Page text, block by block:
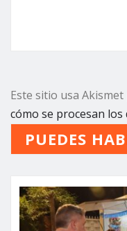
Este sitio usa
cómo se procesan
PUEDES